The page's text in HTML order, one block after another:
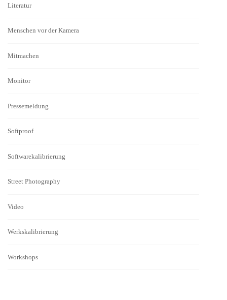
Literatur
Menschen vor der Kamera
Mitmachen
Monitor
Pressemeldung
Softproof
Softwarekalibrierung
Street Photography
Video
Werkskalibrierung
Workshops